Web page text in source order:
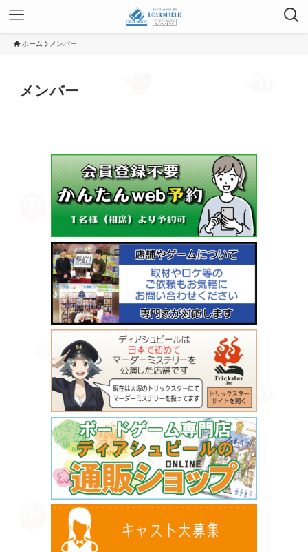
ホーム メンバー
メンバー